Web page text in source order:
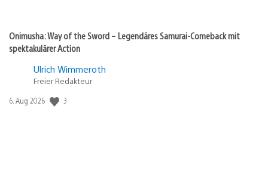
Onimusha: Way of the Sword – Legendäres Samurai-Comeback mit
spektakulärer Action
Ulrich Wimmeroth
Freier Redakteur
Veröffentlichungsdatum:
6. Aug 2026 3